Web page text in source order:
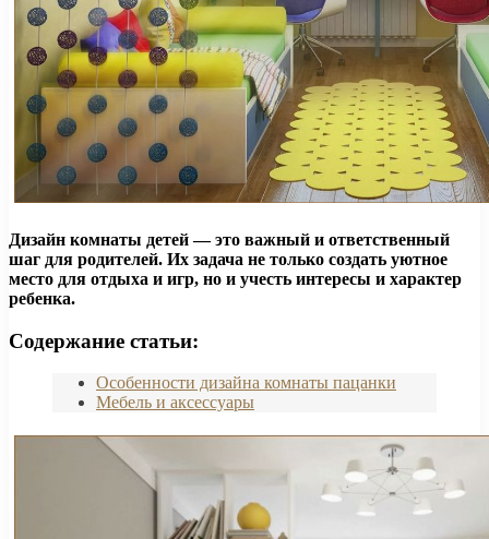
Дизайн комнаты детей — это важный и ответственный
шаг для родителей. Их задача не только создать уютное
место для отдыха и игр, но и учесть интересы и характер
ребенка.
Содержание статьи:
Особенности дизайна комнаты пацанки
Мебель и аксессуары